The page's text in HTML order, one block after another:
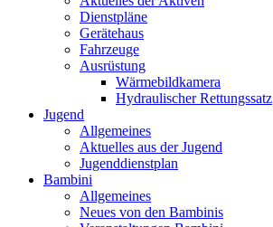
Dienstpläne
Gerätehaus
Fahrzeuge
Ausrüstung
Wärmebildkamera
Hydraulischer Rettungssatz
Jugend
Allgemeines
Aktuelles aus der Jugend
Jugenddienstplan
Bambini
Allgemeines
Neues von den Bambinis